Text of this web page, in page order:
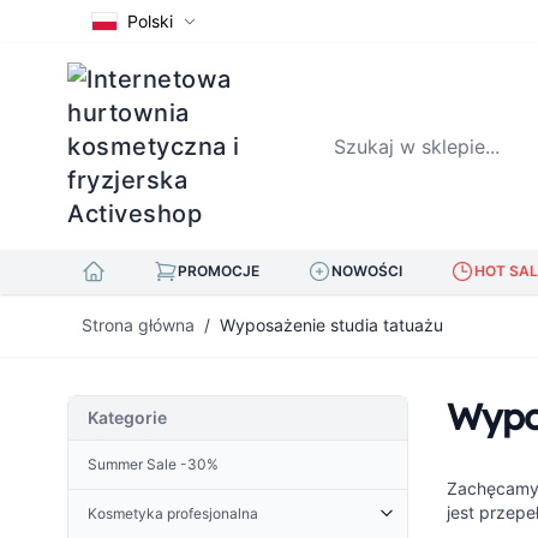
Polski
Szukaj w sklepie...
PROMOCJE NOWOŚCI HOT
Strona główna / Wyposażenie studia tatuażu
jest
Kategorie
Summer Sale -30%
Kosmetyka profesjonalna